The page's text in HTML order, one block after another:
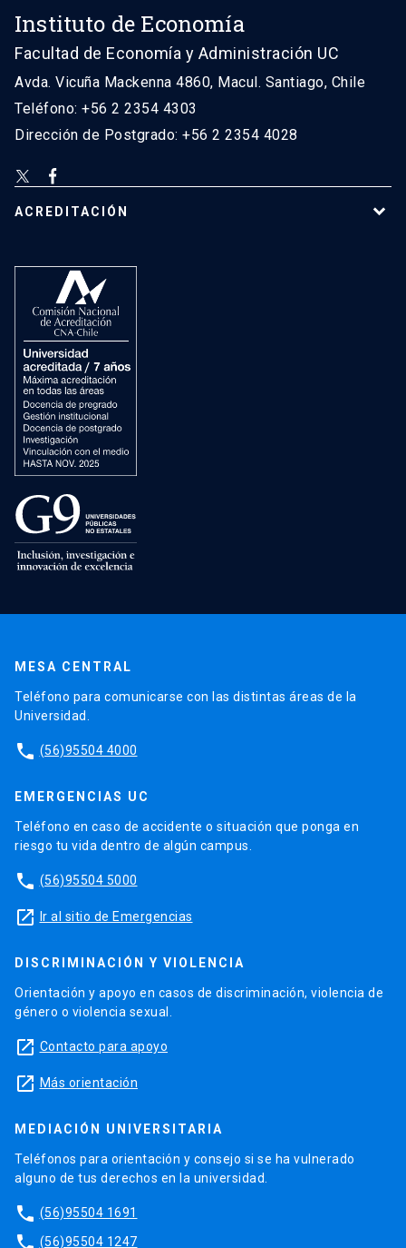
Instituto de Economía
Facultad de Economía y Administración UC
Avda. Vicuña Mackenna 4860, Macul. Santiago, Chile
Teléfono: +56 2 2354 4303
Dirección de Postgrado: +56 2 2354 4028
ACREDITACIÓN
MESA CENTRAL
Teléfono para comunicarse con las distintas áreas de la
Universidad.
phone (56)95504 4000
EMERGENCIAS UC
Teléfono en caso de accidente o situación que ponga en
riesgo tu vida dentro de algún campus.
phone (56)95504 5000
launch Ir al sitio de Emergencias
DISCRIMINACIÓN Y VIOLENCIA
Orientación y apoyo en casos de discriminación, violencia de
género o violencia sexual.
launch Contacto para apoyo
launch Más orientación
MEDIACIÓN UNIVERSITARIA
Teléfonos para orientación y consejo si se ha vulnerado
alguno de tus derechos en la universidad.
phone (56)95504 1691
phone (56)95504 1247